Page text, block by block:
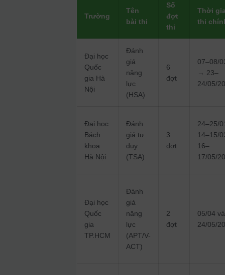
Trường
Tên
bài thi
Số
đợt
thi
Thời
thi
Đại học
Quốc
gia Hà
Nội
Đánh
giá
năng
lực
(HSA)
6
đợt
07–08/
→ 23–
24/05/
Đại học
Bách
khoa
Hà Nội
Đánh
giá tư
duy
(TSA)
3
đợt
24–25/
14–15/
16–
17/05/
Đại học
Quốc
gia
TP.HCM
Đánh
giá
năng
lực
(APT/V-
ACT)
2
đợt
05/04 và
24/05/